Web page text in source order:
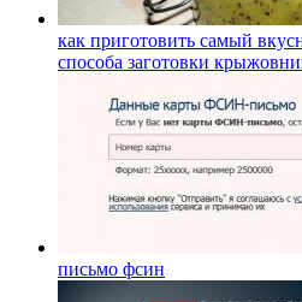
как приготовить самый
способа заготовки
письмо фсин